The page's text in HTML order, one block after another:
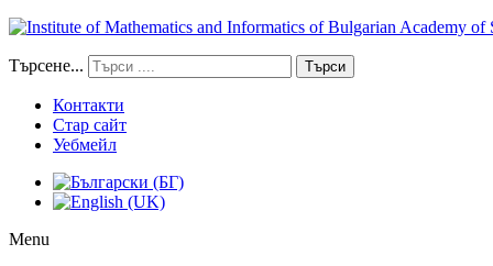
Търсене... Търси
Контакти
Стар сайт
Уебмейл
Menu